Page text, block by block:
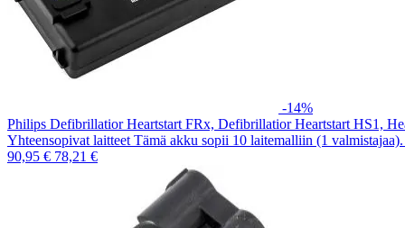
-14%
Philips Defibrillatior Heartstart FRx, Defibrillatior Heartstart HS1,
Yhteensopivat laitteet Tämä akku sopii 10 laitemalliin (1
90,95 € 78,21 €